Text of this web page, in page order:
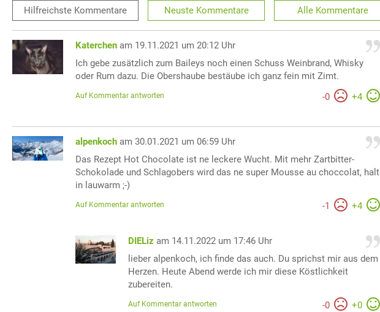
Hilfreichste Kommentare Neuste Kommentare Alle Kommentare
Katerchen am 19.11.2021 um 20:12 Uhr
Ich gebe zusätzlich zum Baileys noch einen Schuss Weinbrand, Whisky
oder Rum dazu. Die Obershaube bestäube ich ganz fein mit Zimt.
-0 +4
Auf Kommentar antworten
alpenkoch am 30.01.2021 um 06:59 Uhr
Das Rezept Hot Chocolate ist ne leckere Wucht. Mit mehr Zartbitter-
Schokolade und Schlagobers wird das ne super Mousse au choccolat, halt
in lauwarm ;-)
-1 +4
Auf Kommentar antworten
DIELiz am 14.11.2022 um 17:46 Uhr
lieber alpenkoch, ich finde das auch. Du sprichst mir aus dem
Herzen. Heute Abend werde ich mir diese Köstlichkeit
zubereiten.
-0 +0
Auf Kommentar antworten